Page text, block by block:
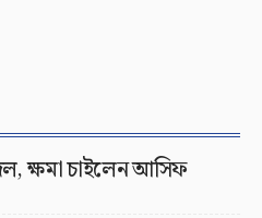
ক্ষমা চাইলেন আসিফ